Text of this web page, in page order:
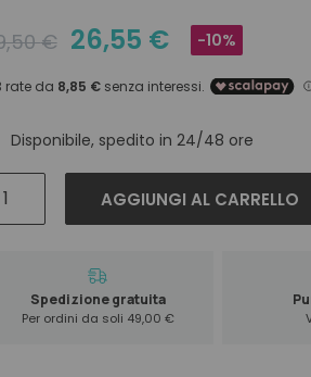
€
€.
26,55 €
€.
-10%
Disponibile, spedito in 24/48 ore
AGGIUNGI AL CARRELLO
Spedizione gratuita
Per ordini da soli 49,00 €